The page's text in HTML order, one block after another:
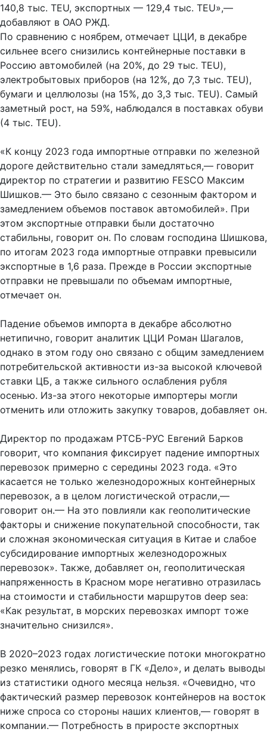
140,8 тыс. TEU, экспортных — 129,4 тыс. TEU»,—
добавляют в ОАО РЖД.
По сравнению с ноябрем, отмечает ЦЦИ, в декабре
сильнее всего снизились контейнерные поставки в
Россию автомобилей (на 20%, до 29 тыс. TEU),
электробытовых приборов (на 12%, до 7,3 тыс. TEU),
бумаги и целлюлозы (на 15%, до 3,3 тыс. TEU). Самый
заметный рост, на 59%, наблюдался в поставках обуви
(4 тыс. TEU).
«К концу 2023 года импортные отправки по железной
дороге действительно стали замедляться,— говорит
директор по стратегии и развитию FESCO Максим
Шишков.— Это было связано с сезонным фактором и
замедлением объемов поставок автомобилей». При
этом экспортные отправки были достаточно
стабильны, говорит он. По словам господина Шишкова,
по итогам 2023 года импортные отправки превысили
экспортные в 1,6 раза. Прежде в России экспортные
отправки не превышали по объемам импортные,
отмечает он.
Падение объемов импорта в декабре абсолютно
нетипично, говорит аналитик ЦЦИ Роман Шагалов,
однако в этом году оно связано с общим замедлением
потребительской активности из-за высокой ключевой
ставки ЦБ, а также сильного ослабления рубля
осенью. Из-за этого некоторые импортеры могли
отменить или отложить закупку товаров, добавляет он.
Директор по продажам РТСБ-РУС Евгений Барков
говорит, что компания фиксирует падение импортных
перевозок примерно с середины 2023 года. «Это
касается не только железнодорожных контейнерных
перевозок, а в целом логистической отрасли,—
говорит он.— На это повлияли как геополитические
факторы и снижение покупательной способности, так
и сложная экономическая ситуация в Китае и слабое
субсидирование импортных железнодорожных
перевозок». Также, добавляет он, геополитическая
напряженность в Красном море негативно отразилась
на стоимости и стабильности маршрутов deep sea:
«Как результат, в морских перевозках импорт тоже
значительно снизился».
В 2020–2023 годах логистические потоки многократно
резко менялись, говорят в ГК «Дело», и делать выводы
из статистики одного месяца нельзя. «Очевидно, что
фактический размер перевозок контейнеров на восток
ниже спроса со стороны наших клиентов,— говорят в
компании.— Потребность в приросте экспортных